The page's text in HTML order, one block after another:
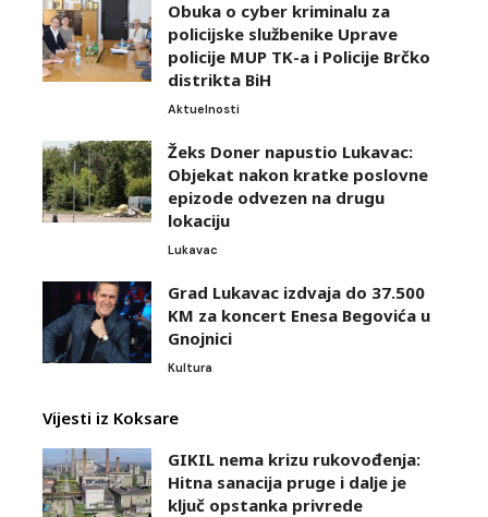
Obuka o cyber kriminalu za
policijske službenike Uprave
policije MUP TK-a i Policije Brčko
distrikta BiH
Aktuelnosti
Žeks Doner napustio Lukavac:
Objekat nakon kratke poslovne
epizode odvezen na drugu
lokaciju
Lukavac
Grad Lukavac izdvaja do 37.500
KM za koncert Enesa Begovića u
Gnojnici
Kultura
Vijesti iz Koksare
GIKIL nema krizu rukovođenja:
Hitna sanacija pruge i dalje je
ključ opstanka privrede